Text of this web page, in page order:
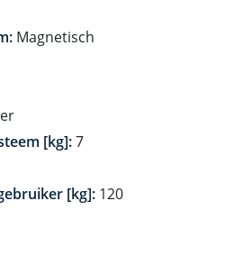
Magnetisch
[kg]:7
[kg]: 120